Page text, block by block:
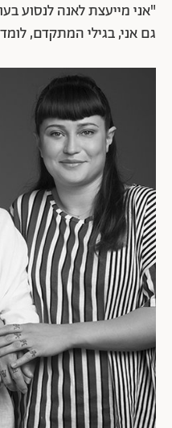
"אני מייעצת לאנה לנסוע
גם אני, בגילי המתקדם,